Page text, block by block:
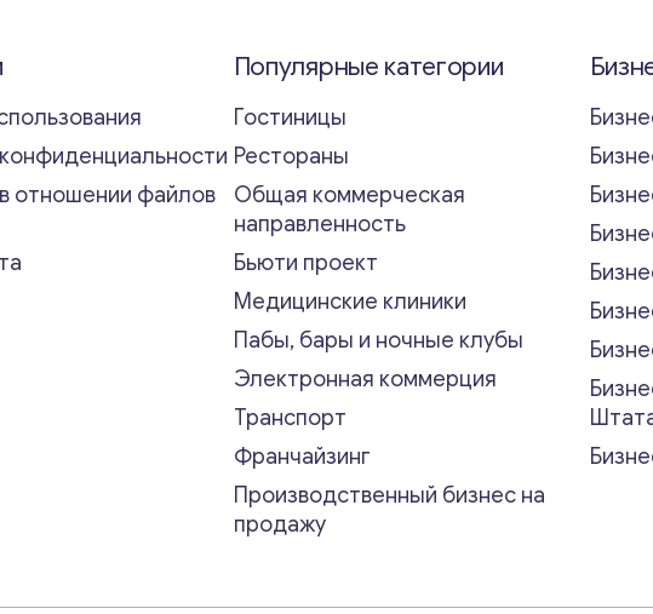
отношении файлов
Популярные категории
Гостиницы
Рестораны
Общая коммерческая
направленность
Бьюти проект
Медицинские клиники
Пабы, бары и ночные клубы
Электронная коммерция
Транспорт
Франчайзинг
Производственный бизнес на
продажу